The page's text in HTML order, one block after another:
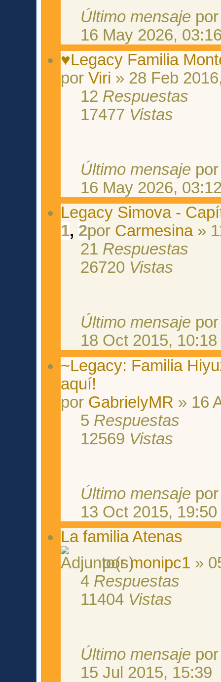
Último mensaje
16 May 2026,
♥Legacy Familia
porViri » 28 Feb
12 Respuestas
17477 Vistas
Último mensaje
16 May 2026,
Legacy Simova -
1, 2por Carmesina»
21 Respuestas
26720 Vistas
Último mensaje
18 Oct 2015, 10:18
~Legacy: Familia
aquí!
por GabrielyMR » 16
5 Respuestas
12569 Vistas
Último mensaje
13 Oct 2015, 19:50
La familia Atenas
pormonipc1 »
4 Respuestas
11404 Vistas
Último mensaje
15 Jul 2015, 15:39